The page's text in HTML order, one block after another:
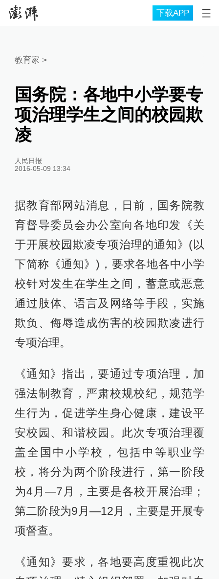
下载APP
教育家 >
国务院：各地中小学要专
项治理学生之间的校园欺
凌
人民日报
2016-05-09 13:34
据教育部网站消息，日前，国务院教
育督导委员会办公室向各地印发《关
于开展校园欺凌专项治理的通知》(以
下简称《通知》)，要求各地各中小学
校针对发生在学生之间，蓄意或恶意
通过肢体、语言及网络等手段，实施
欺负、侮辱造成伤害的校园欺凌进行
专项治理。
《通知》指出，要通过专项治理，加
强法制教育，严肃校规校纪，规范学
生行为，促进学生身心健康，建设平
安校园、和谐校园。此次专项治理覆
盖全国中小学校，包括中等职业学
校，将分为两个阶段进行，第一阶段
为4月—7月，主要是各校开展治理；
第二阶段为9月—12月，主要是开展专
项督查。
《通知》要求，各地要高度重视此次